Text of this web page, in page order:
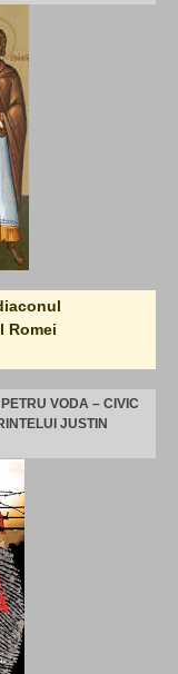
Romei
VODA – CIVIC
JUSTIN